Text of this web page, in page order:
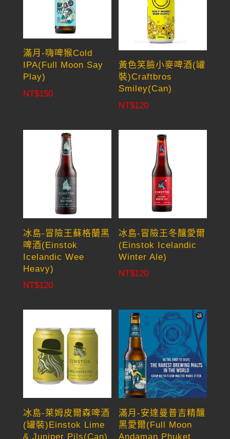
滿月-嗨啤猴Cold
IPA(Full Moon Say
Play)
NT$150
黃色笑臉小麥啤酒(罐
裝)Craftbros
Smiley(Can)
NT$120
冰島-冒險王蘇格蘭黑
啤酒(Einstok
Icelandic Wee
Heavy)
NT$120
冰島-冒險王冬釀愛爾
(Einstok Icelandic
Winter Ale)
NT$120
冰島-萊姆皮爾森啤酒
(罐裝)Einstok Lime
& Juniper Pils(Can)
滿月-安達曼普吉精釀
黑愛爾(Full Moon
Andaman Phuket